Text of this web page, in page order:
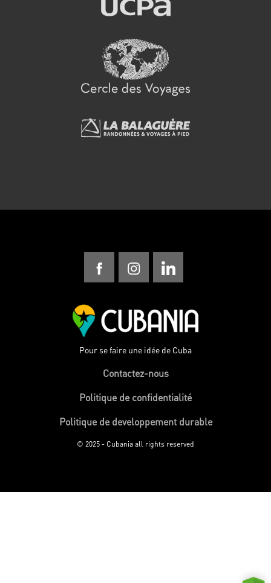
Pour se faire une idée de Cuba
Contactez-nous
Politique de confidentialité
Politique de developpement durable
© 2025 - Cubania all rights reserved